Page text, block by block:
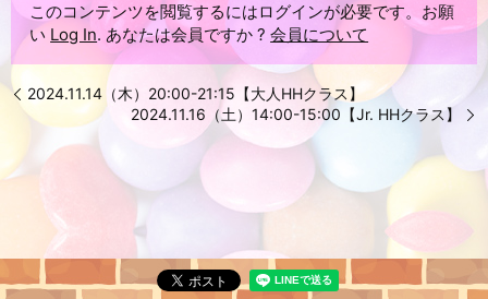
このコンテンツを閲覧するにはログインが必要です。お願
い Log In. あなたは会員ですか ?会員について
2024.11.14（木）20:00-21:15【大人HHクラス】
2024.11.16（土）14:00-15:00【Jr. HHクラス】